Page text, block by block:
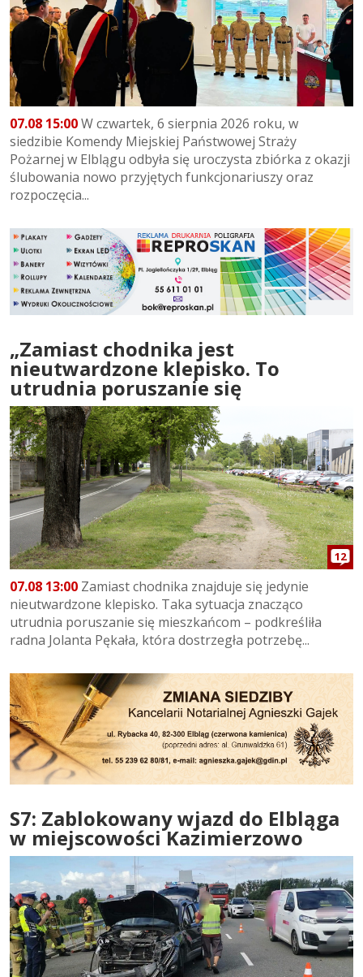
07.08 15:00W czwartek, 6 sierpnia 2026 roku, w
siedzibie Komendy Miejskiej Państwowej Straży
Pożarnej w Elblągu odbyła się uroczysta zbiórka z okazji
ślubowania nowo przyjętych funkcjonariuszy oraz
rozpoczęcia...
„Zamiast chodnika jest
nieutwardzone klepisko. To
utrudnia poruszanie się
12
07.08 13:00 Zamiast chodnika znajduje się jedynie
nieutwardzone klepisko. Taka sytuacja znacząco
utrudnia poruszanie się mieszkańcom – podkreśliła
radna Jolanta Pękała, która dostrzegła potrzebę...
S7: Zablokowany wjazd do Elbląga
w miejscowości Kazimierzowo